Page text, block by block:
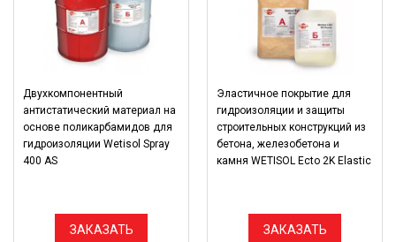
Двухкомпонентный
антистатический материал на
основе поликарбамидов для
гидроизоляции Wetisol Spray
400 AS
ЗАКАЗАТЬ
Эластичное покрытие для
гидроизоляции и защиты
строительных конструкций из
бетона, железобетона и
камня WETISOL Ecto 2K Elastic
ЗАКАЗАТЬ